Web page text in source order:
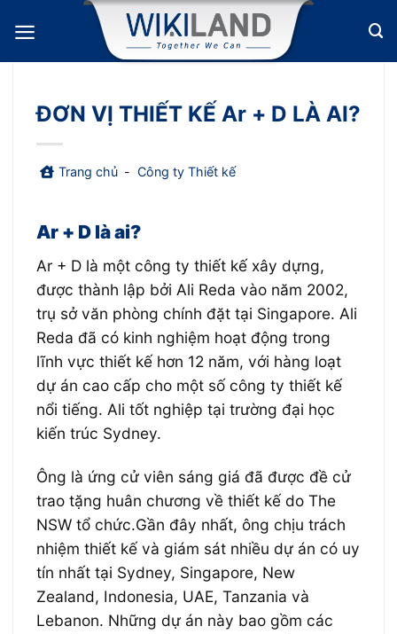
qua
nội
ĐƠN VỊ THIẾT KẾ Ar + D LÀ AI?
Trang chủ - Công ty Thiết kế
Ar + D là ai?
Ar + D là một công ty thiết kế xây dựng,
được thành lập bởi Ali Reda vào năm 2002,
trụ sở văn phòng chính đặt tại Singapore. Ali
Reda đã có kinh nghiệm hoạt động trong
lĩnh vực thiết kế hơn 12 năm, với hàng loạt
dự án cao cấp cho một số công ty thiết kế
nổi tiếng. Ali tốt nghiệp tại trường đại học
kiến trúc Sydney.
Ông là ứng cử viên sáng giá đã được đề cử
trao tặng huân chương về thiết kế do The
NSW tổ chức.Gần đây nhất, ông chịu trách
nhiệm thiết kế và giám sát nhiều dự án có uy
tín nhất tại Sydney, Singapore, New
Zealand, Indonesia, UAE, Tanzania và
Lebanon. Những dự án này bao gồm các